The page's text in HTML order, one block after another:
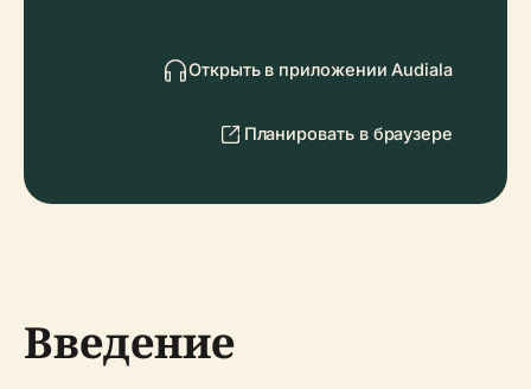
Открыть в приложении Audiala
Планировать в браузере
Введение